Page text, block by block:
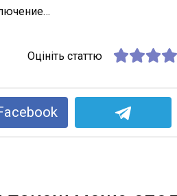
Оцініть статтю